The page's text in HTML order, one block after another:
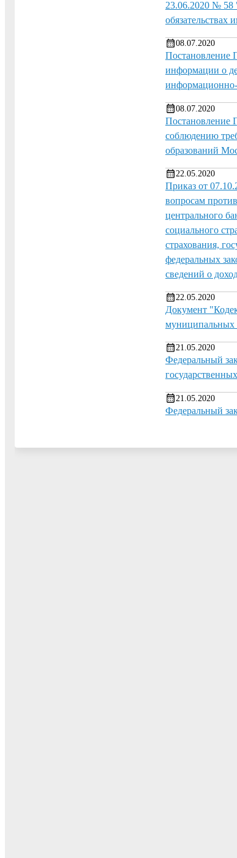
23.06.2020 № 58
обязательствах
08.07.2020
Постановление
информации о
08.07.2020
Постановление
соблюдению
образований
22.05.2020
Приказ от
вопросам
центрального
социального
страхования,
федеральных
сведений о
22.05.2020
Документ
муниципальных
21.05.2020
Федеральный
21.05.2020
Федеральный